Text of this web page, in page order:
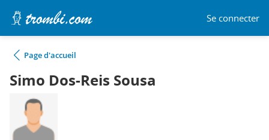
Se connecter
Page d'accueil
Simo Dos-Reis Sousa